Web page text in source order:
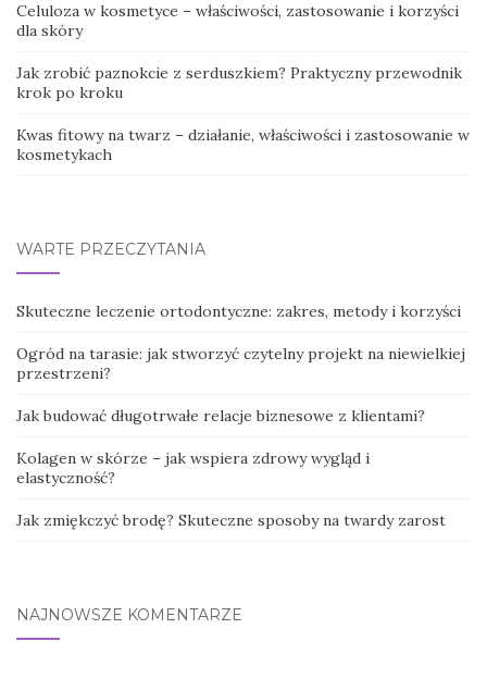
Celuloza w kosmetyce – właściwości, zastosowanie i korzyści
dla skóry
Jak zrobić paznokcie z serduszkiem? Praktyczny przewodnik
krok po kroku
Kwas fitowy na twarz – działanie, właściwości i zastosowanie w
kosmetykach
WARTE PRZECZYTANIA
Skuteczne leczenie ortodontyczne: zakres, metody i korzyści
Ogród na tarasie: jak stworzyć czytelny projekt na niewielkiej
przestrzeni?
Jak budować długotrwałe relacje biznesowe z klientami?
Kolagen w skórze – jak wspiera zdrowy wygląd i
elastyczność?
Jak zmiękczyć brodę? Skuteczne sposoby na twardy zarost
NAJNOWSZE KOMENTARZE